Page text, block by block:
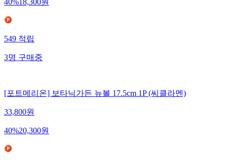
40%18,300원
549적립
3명구매중
[포트메리온] 보타닉가든 뉴볼 17.5cm 1P (씨클라멘)
33,800원
40%20,300원